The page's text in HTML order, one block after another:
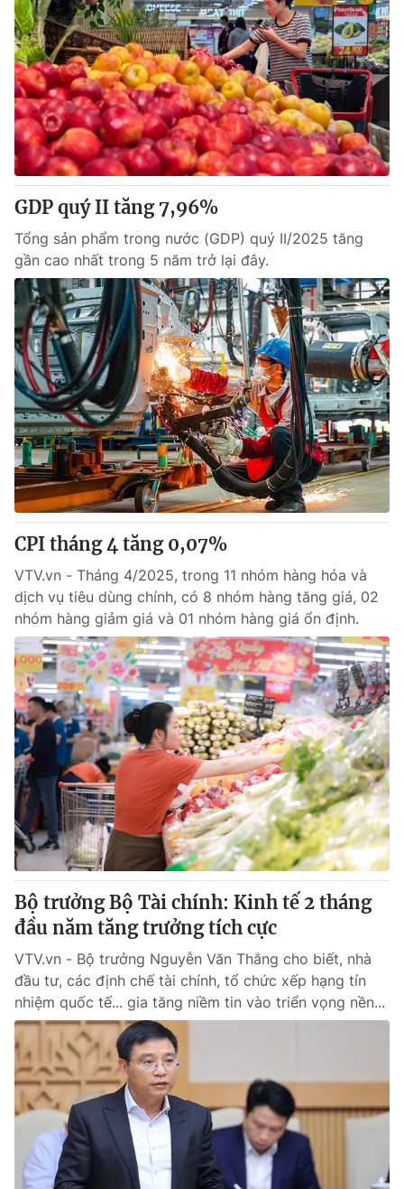
Video Shorts video
VTV Money VTV Thể thao
VTV Sức khoẻ Bất động sản
Thị trường 24h Tấm lòng Việt
VTV4 Vươn mình bằng AI
VTV9 VTV8
Liên hệ tòa soạn English
THỜI BÁO VTV
Theo dõi báo trên
Cơ quan chủ quản:Đài Truyền hình Việt Nam
Cơ quan báo chí: Thời báo VTV
Giấy phép hoạt động báo in và báo điện tử số 483/GP-BTTTT
cấp ngày 29/12/2023
Tổng Biên tập:Vũ Thanh Thủy
Phó Tổng Biên tập:Nguyễn Thị Mỹ Hạnh, Phạm Quốc Thắng,
Nguyễn Trọng Ninh
Tổng đài VTV:024.38 355 931 - 024.38 355 932
Ðiện thoại Thời báo VTV:024.66 897 897
Email:
toasoan@vtv.vn
Liên hệ quảng cáo:
024-7300.7108
® Cấm sao chép dưới mọi hình thức nếu không có sự chấp
thuận bằng văn bản. Ghi rõ nguồn VTV.vn khi phát hành lại
thông tin từ website này.
GDP quý II tăng 7,96%
Tổng sản phẩm trong nước (GDP) quý II/2025 tăng
gần cao nhất trong 5 năm trở lại đây.
CPI tháng 4 tăng 0,07%
VTV.vn - Tháng 4/2025, trong 11 nhóm hàng hóa và
dịch vụ tiêu dùng chính, có 8 nhóm hàng tăng giá, 02
nhóm hàng giảm giá và 01 nhóm hàng giá ổn định.
Bộ trưởng Bộ Tài chính: Kinh tế 2 tháng
đầu năm tăng trưởng tích cực
VTV.vn - Bộ trưởng Nguyễn Văn Thắng cho biết, nhà
đầu tư, các định chế tài chính, tổ chức xếp hạng tín
nhiệm quốc tế... gia tăng niềm tin vào triển vọng nền...